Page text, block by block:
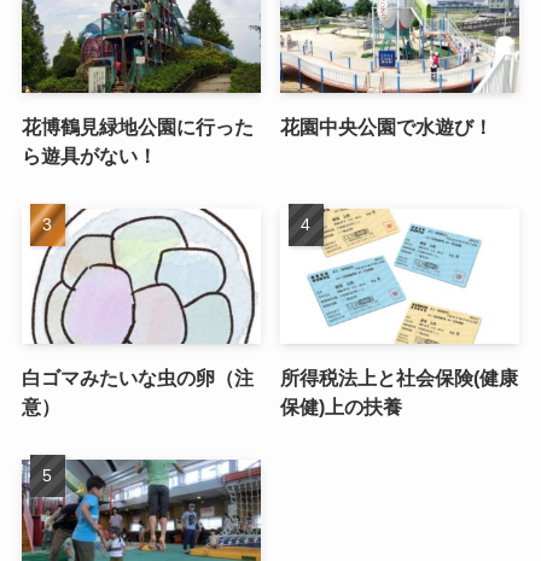
花博鶴見緑地公園に行った
ら遊具がない！
花園中央公園で水遊び！
白ゴマみたいな虫の卵（注
意）
所得税法上と社会保険(健康
保健)上の扶養